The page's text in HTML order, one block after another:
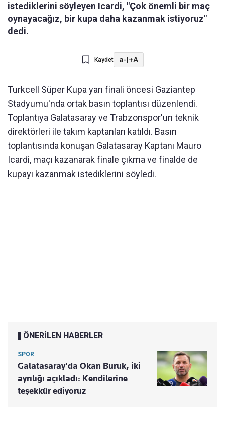
istediklerini söyleyen Icardi, "Çok önemli bir maç
oynayacağız, bir kupa daha kazanmak istiyoruz"
dedi.
Kaydet a-|+A
Turkcell Süper Kupa yarı finali öncesi Gaziantep
Stadyumu'nda ortak basın toplantısı düzenlendi.
Toplantıya Galatasaray ve Trabzonspor'un teknik
direktörleri ile takım kaptanları katıldı. Basın
toplantısında konuşan Galatasaray Kaptanı Mauro
Icardi, maçı kazanarak finale çıkma ve finalde de
kupayı kazanmak istediklerini söyledi.
ÖNERİLEN HABERLER
SPOR
Galatasaray'da Okan Buruk, iki
ayrılığı açıkladı: Kendilerine
teşekkür ediyoruz